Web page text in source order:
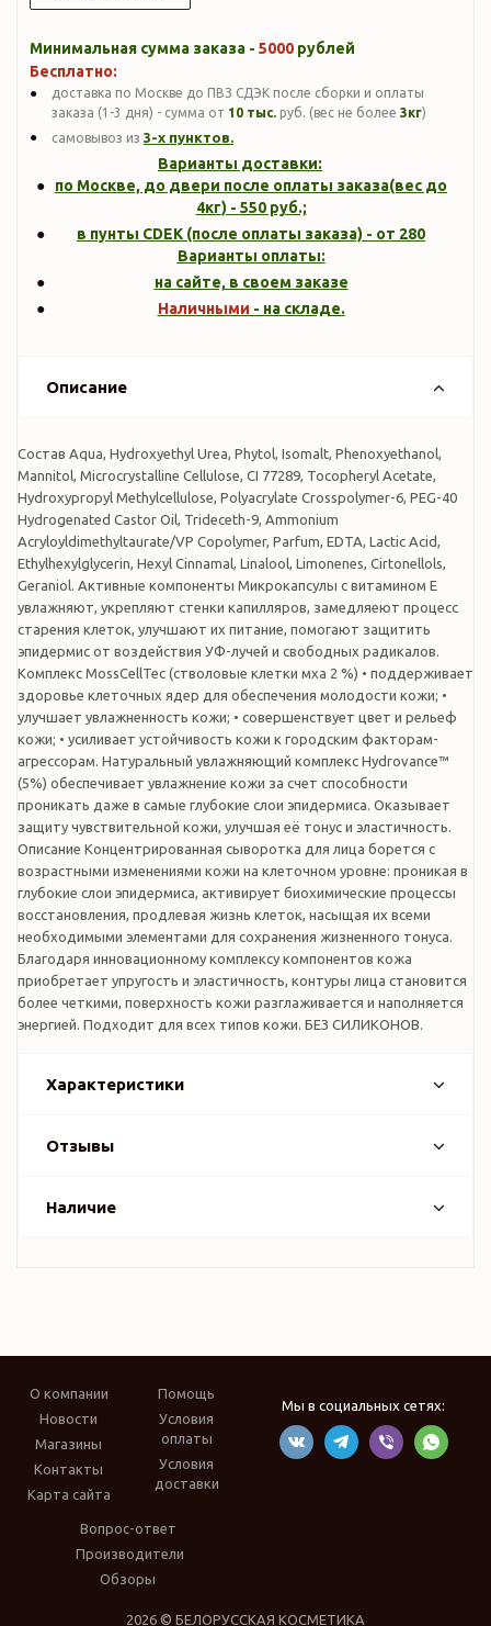
Минимальная сумма заказа - 5000 рублей
Бесплатно:
доставка по Москве до ПВЗ СДЭК после сборки и оплаты
заказа (1-3 дня) - сумма от 10 тыс. руб. (вес не более 3кг)
самовывоз из 3-х пунктов.
Варианты доставки:
по Москве, до двери после оплаты заказа(вес до
4кг) - 550руб.;
в пунты CDEK (после оплаты заказа) - от 280
Варианты оплаты:
на сайте, в своем заказе
Наличными - на складе.
Описание
Состав Aqua, Hydroxyethyl Urea, Phytol, Isomalt, Phenoxyethanol,
Mannitol, Microcrystalline Cellulose, CI 77289, Tocopheryl Acetate,
Hydroxypropyl Methylcellulose, Polyacrylate Crosspolymer-6, PEG-40
Hydrogenated Castor Oil, Trideceth-9, Ammonium
Acryloyldimethyltaurate/VP Copolymer, Parfum, EDTA, Lactic Acid,
Ethylhexylglycerin, Hexyl Cinnamal, Linalool, Limonenes, Cirtonellols,
Geraniol. Активные компоненты Микрокапсулы с витамином Е
увлажняют, укрепляют стенки капилляров, замедляеют процесс
старения клеток, улучшают их питание, помогают защитить
эпидермис от воздействия УФ-лучей и свободных радикалов.
Комплекс MossCellTec (стволовые клетки мха 2 %) • поддерживает
здоровье клеточных ядер для обеспечения молодости кожи; •
улучшает увлажненность кожи; • совершенствует цвет и рельеф
кожи; • усиливает устойчивость кожи к городским факторам-
агрессорам. Натуральный увлажняющий комплекс Hydrovance™
(5%) обеспечивает увлажнение кожи за счет способности
проникать даже в самые глубокие слои эпидермиса. Оказывает
защиту чувствительной кожи, улучшая её тонус и эластичность.
Описание Концентрированная сыворотка для лица борется с
возрастными изменениями кожи на клеточном уровне: проникая в
глубокие слои эпидермиса, активирует биохимические процессы
восстановления, продлевая жизнь клеток, насыщая их всеми
необходимыми элементами для сохранения жизненного тонуса.
Благодаря инновационному комплексу компонентов кожа
приобретает упругость и эластичность, контуры лица становится
более четкими, поверхность кожи разглаживается и наполняется
энергией. Подходит для всех типов кожи. БЕЗ СИЛИКОНОВ.
Характеристики
Отзывы
Наличие
О компании
Новости
Магазины
Контакты
Карта сайта
Помощь
Условия
оплаты
Условия
доставки
Вопрос-ответ
Производители
Обзоры
Мы в социальных сетях:
2026 © БЕЛОРУССКАЯ КОСМЕТИКА